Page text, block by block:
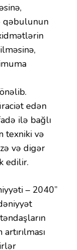
qəbulunun
edən
ilə bağlı
texniki və
və digər
edilir.
– 2040”